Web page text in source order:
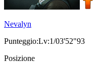
Nevalyn
Punteggio:Lv:1/03'52"93
Posizione